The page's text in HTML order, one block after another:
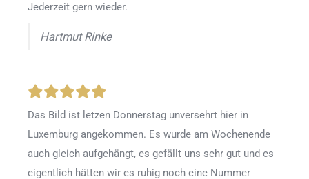
Jederzeit gern wieder.
Hartmut Rinke
Das Bild ist letzen Donnerstag unversehrt hier in
Luxemburg angekommen. Es wurde am Wochenende
auch gleich aufgehängt, es gefällt uns sehr gut und es
eigentlich hätten wir es ruhig noch eine Nummer